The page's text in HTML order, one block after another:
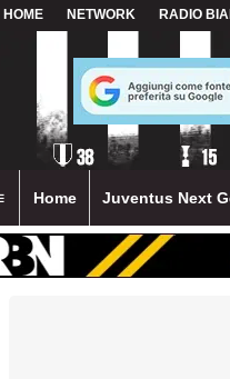
HOME NETWORK RADIO
Home Juventus Next